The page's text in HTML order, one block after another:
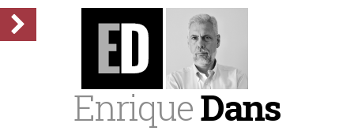
EnriqueDans